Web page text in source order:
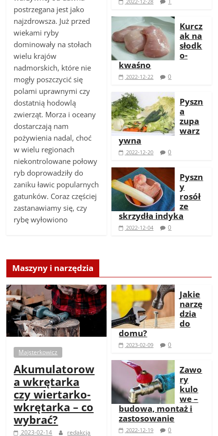
postrzegana jest jako
najzdrowsza. Już przed
wiekami ryby
dominowały na stołach
wielu krajów
nadmorskich, które nie
mogły poszczycić się
polami uprawnymi czy
dostatnią hodowlą
zwierząt. Morza i oceany
dostarczają nam
pożywienia nadal, choć
w wielu regionach
niekontrolowane połowy
ryb doprowadziły do
zaniku ławic popularnych
gatunków. Coraz częściej
zastanawiamy się, czy
rybę wyłowiono
Kurcz
ak na
słodk
o-
kwaśno
2022-12-22 0
Pyszn
a
zupa
warz
ywna
2022-12-20 0
Pyszn
y
rosół
ze
skrzydła indyka
2022-12-04 0
Maszyny i narzędzia
Majsterkowicz
Akumulatorow
a wkrętarka
czy wiertarko-
wkrętarka – co
wybrać?
2023-02-14 redakcja
Jakie
narzę
dzia
do
domu?
2023-02-09 0
Zawo
ry
kulo
we –
budowa, montaż i
zastosowanie
2022-12-19 0